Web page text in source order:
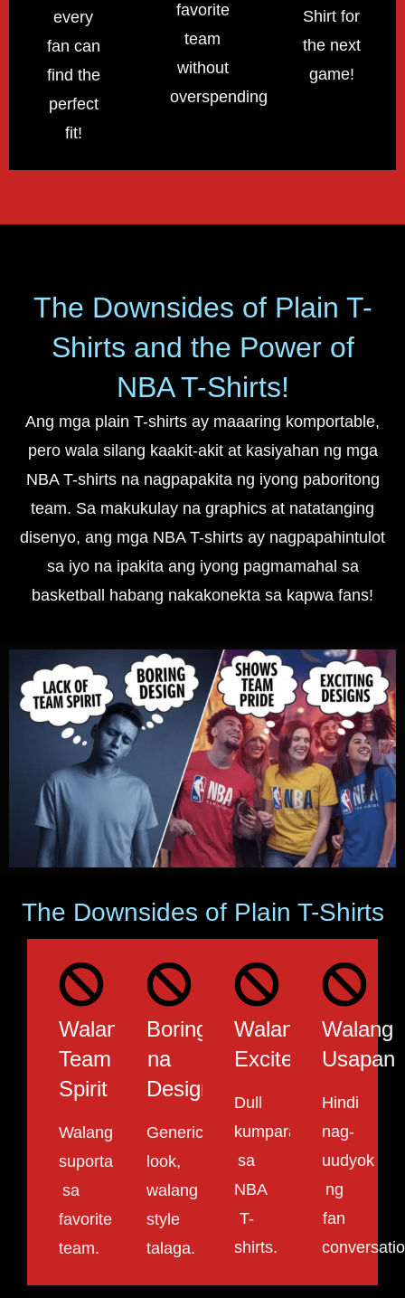
every
fan can
find the
perfect
fit!
favorite
team
without
overspending!
Shirt for
the next
game!
The Downsides of Plain T-
Shirts and the Power of
NBA T-Shirts!
Ang mga plain T-shirts ay maaaring komportable,
pero wala silang kaakit-akit at kasiyahan ng mga
NBA T-shirts na nagpapakita ng iyong paboritong
team. Sa makukulay na graphics at natatanging
disenyo, ang mga NBA T-shirts ay nagpapahintulot
sa iyo na ipakita ang iyong pagmamahal sa
basketball habang nakakonekta sa kapwa fans!
The Downsides of Plain T-Shirts
Walang
Team
Spirit
Walang
suporta
sa
favorite
team.
Boring
na
Design
Generic
look,
walang
style
talaga.
Walang
Excitement
Dull
kumpara
sa
NBA
T-
shirts.
Walang
Usapan
Hindi
nag-
uudyok
ng
fan